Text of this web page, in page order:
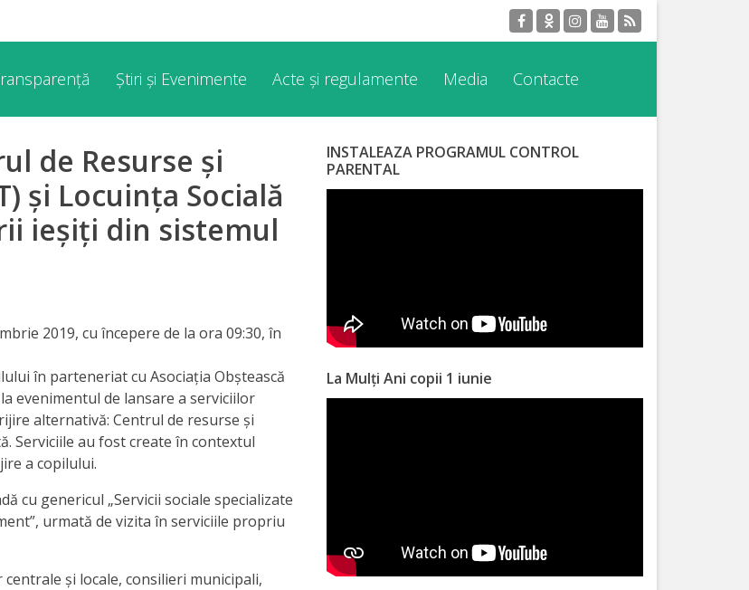
Știri și Evenimente Acte și regulamente Media Contacte
de Resurse și
și Locuința Socială
ieșiți din sistemul
2019, cu începere de la ora 09:30, în
în parteneriat cu Asociaţia Obştească
evenimentul de lansare a serviciilor
alternativă: Centrul de resurse și
Serviciile au fost create în contextul
a copilului.
cu genericul „Servicii sociale specializate
urmată de vizita în serviciile propriu
și locale, consilieri municipali,
INSTALEAZA PROGRAMUL CONTROL
PARENTAL
La Mulți Ani copii 1 iunie